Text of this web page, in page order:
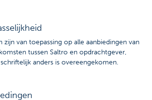
zijn van toepassing op alle aanbiedingen van
tussen Saltro en opdrachtgever,
anders is overeengekomen.